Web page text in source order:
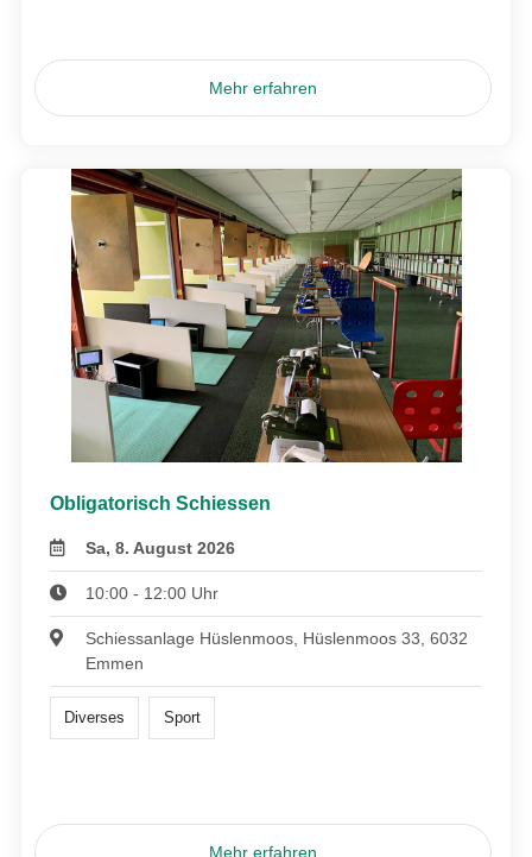
Mehr erfahren
Obligatorisch Schiessen
Sa, 8. August 2026
10:00 - 12:00 Uhr
Schiessanlage Hüslenmoos, Hüslenmoos 33, 6032
Emmen
Diverses Sport
Mehr erfahren